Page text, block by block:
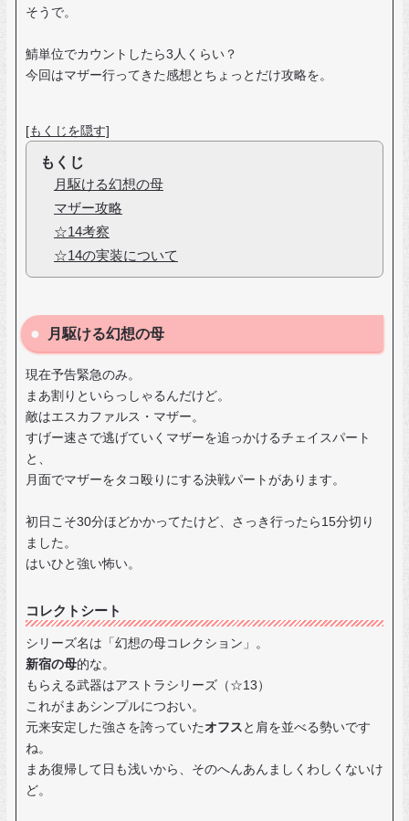
そうで。
鯖単位でカウントしたら3人くらい？
今回はマザー行ってきた感想とちょっとだけ攻略を。
[もくじを隠す]
もくじ
月駆ける幻想の母
マザー攻略
☆14考察
☆14の実装について
月駆ける幻想の母
現在予告緊急のみ。
まあ割りといらっしゃるんだけど。
敵はエスカファルス・マザー。
すげー速さで逃げていくマザーを追っかけるチェイスパート
と、
月面でマザーをタコ殴りにする決戦パートがあります。
初日こそ30分ほどかかってたけど、さっき行ったら15分切り
ました。
はいひと強い怖い。
コレクトシート
シリーズ名は「幻想の母コレクション」。
新宿の母的な。
もらえる武器はアストラシリーズ（☆13）
これがまあシンプルにつおい。
元来安定した強さを誇っていたオフス と肩を並べる勢いです
ね。
まあ復帰して日も浅いから、そのへんあんましくわしくないけ
ど。